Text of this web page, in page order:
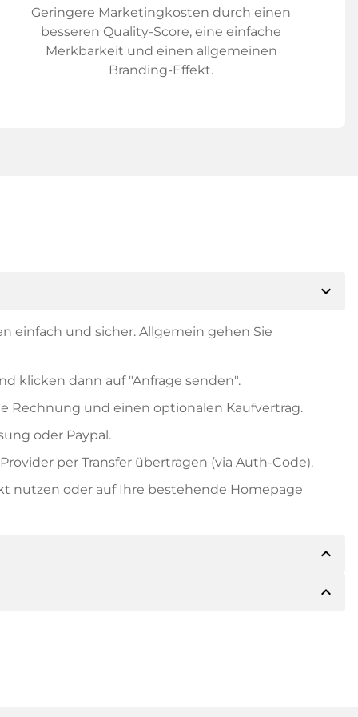
Geringere Marketingkosten durch einen
besseren Quality-Score, eine einfache
Merkbarkeit und einen allgemeinen
Branding-Effekt.
expand_more
einfach und sicher. Allgemein gehen Sie
klicken dann auf "Anfrage senden".
Rechnung und einen optionalen Kaufvertrag.
oder Paypal.
per Transfer übertragen (via Auth-Code).
nutzen oder auf Ihre bestehende Homepage
expand_less
der Zahlung mitteilen. Der Inhaber wird Ihnen
expand_less